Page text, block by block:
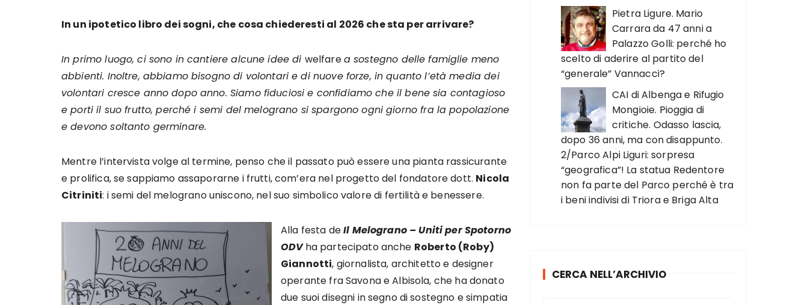
In un ipotetico libro dei sogni, che cosa chiederesti al 2026 che sta per arrivare?
In primo luogo, ci sono in cantiere alcune idee di welfarea sostegno delle famiglie meno
abbienti. Inoltre, abbiamo bisogno di volontari e di nuove forze, in quanto l’età media dei
volontari cresce anno dopo anno. Siamo fiduciosi e confidiamo che il bene sia contagioso
e porti il suo frutto, perché i semi del melograno si spargono ogni giorno fra la popolazione
e devono soltanto germinare.
Mentre l’intervista volge al termine, penso che il passato può essere una pianta rassicurante
e prolifica, se sappiamo assaporarne i frutti, com’era nel progetto del fondatore dott. Nicola
Citriniti: i semi del melograno uniscono, nel suo simbolico valore di fertilità e benessere.
Alla festa deIl Melograno – Uniti per Spotorno
ODVha partecipato anche Roberto (Roby)
Giannotti, giornalista, architetto e designer
operante fra Savona e Albisola, che ha donato
due suoi disegni in segno di sostegno e simpatia
Pietra Ligure. Mario
Carrara da 47 anni a
Palazzo Golli: perché ho
scelto di aderire al partito del
“generale” Vannacci?
CAI di Albenga e Rifugio
Mongioie. Pioggia di
critiche. Odasso lascia,
dopo 36 anni, ma con disappunto.
2/Parco Alpi Liguri: sorpresa
“geografica”! La statua Redentore
non fa parte del Parco perché è tra
i beni indivisi di Triora e Briga Alta
CERCA NELL’ARCHIVIO